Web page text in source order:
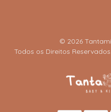
© 2026
Todos os Direitos Reservados.